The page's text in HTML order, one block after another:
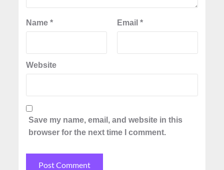
Name* Email *
Website
Save my name, email, and website in this
browser for the next time I comment.